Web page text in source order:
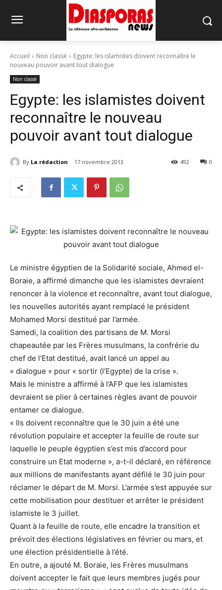
Accueil Non classé
Egypte: les islamistes doivent reconnaître le
nouveau pouvoir avant tout dialogue
Non classé
Egypte: les islamistes doivent
reconnaître le nouveau
pouvoir avant tout dialogue
By La rédaction 17 novembre 2013 0
492
Le ministre égyptien de la Solidarité sociale, Ahmed el-
Boraie, a affirmé dimanche que les islamistes devraient
renoncer à la violence et reconnaître, avant tout dialogue,
les nouvelles autorités ayant remplacé le président
Mohamed Morsi destitué par l’armée.
Samedi, la coalition des partisans de M. Morsi
chapeautée par les Frères musulmans, la confrérie du
chef de l’Etat destitué, avait lancé un appel au
« dialogue » pour « sortir (l’Egypte) de la crise ».
Mais le ministre a affirmé à l’AFP que les islamistes
devraient se plier à certaines règles avant de pouvoir
entamer ce dialogue.
« Ils doivent reconnaître que le 30 juin a été une
révolution populaire et accepter la feuille de route sur
laquelle le peuple égyptien s’est mis d’accord pour
construire un Etat moderne », a-t-il déclaré, en référence
aux millions de manifestants ayant défilé le 30 juin pour
réclamer le départ de M. Morsi. L’armée s’est appuyée sur
cette mobilisation pour destituer et arrêter le président
islamiste le 3 juillet.
Quant à la feuille de route, elle encadre la transition et
prévoit des élections législatives en février ou mars, et
une élection présidentielle à l’été.
En outre, a ajouté M. Boraie, les Frères musulmans
doivent accepter le fait que leurs membres jugés pour